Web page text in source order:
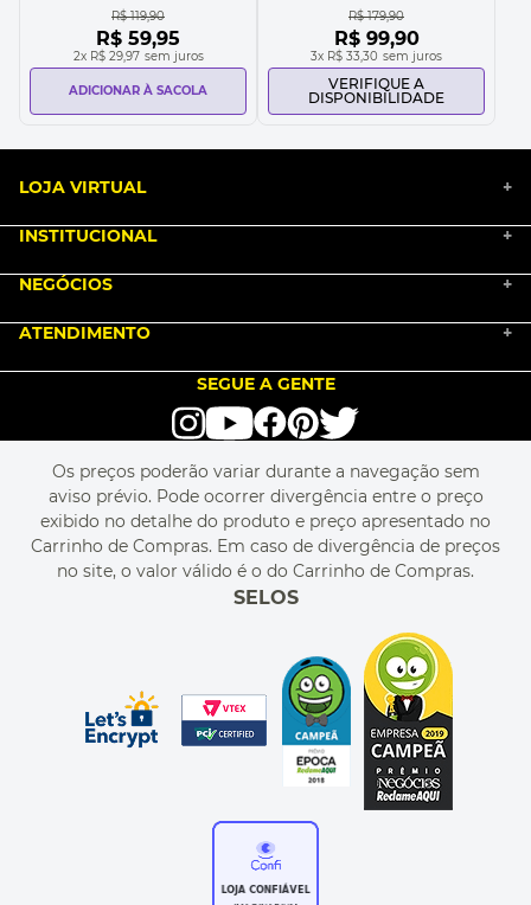
R$ 119,90
R$ 59,95
2x R$ 29,97 sem juros
ADICIONAR À SACOLA
R$ 179,90
R$ 99,90
3x R$ 33,30 sem juros
VERIFIQUE A
DISPONIBILIDADE
LOJA VIRTUAL +
TERMOS DE USO
POLÍTICA DE PRIVACIDADE
PERGUNTAS FREQUENTES
MEU CADASTRO
MEU PEDIDO
CUPONS DE DESCONTO
INSTITUCIONAL +
BLOG
RASTREIE O SEU PEDIDO
MAPA DO SITE
NEGÓCIOS +
LOVE BRANDS
SEJA REVENDEDOR
LIVELO
ATENDIMENTO +
alô alô IMG
SEGUE A GENTE
Os preços poderão variar durante a navegação sem
aviso prévio. Pode ocorrer divergência entre o preço
exibido no detalhe do produto e preço apresentado no
Carrinho de Compras. Em caso de divergência de preços
no site, o valor válido é o do Carrinho de Compras.
SELOS